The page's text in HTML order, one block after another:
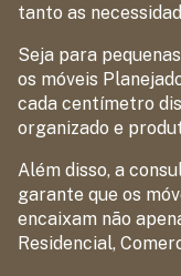
tanto as
Seja para
os móveis
cada centímetro
organizado e
Além disso, a
garante que os
encaixam não
Residencial,